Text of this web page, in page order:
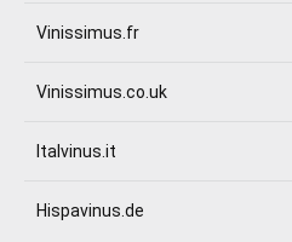
Vinissimus.fr
Vinissimus.co.uk
Italvinus.it
Hispavinus.de